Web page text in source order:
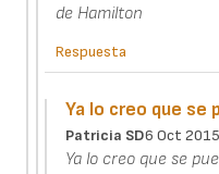
de Hamilton
Respuesta
Ya lo creo que se
Patricia SD6 Oct 2015
Ya lo creo que se